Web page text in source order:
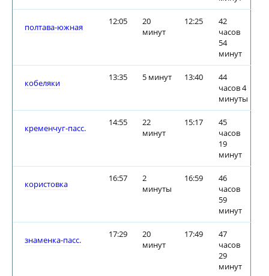
полтава-южная
12:05
20
минут
12:25
42
часов
54
минут
кобеляки
13:35 5 минут 13:40
44
часов 4
минуты
кременчуг-пасс.
14:55
22
минут
15:17
45
часов
19
минут
користовка
16:57
2
минуты
16:59
46
часов
59
минут
знаменка-пасс.
17:29
20
минут
17:49
47
часов
29
минут